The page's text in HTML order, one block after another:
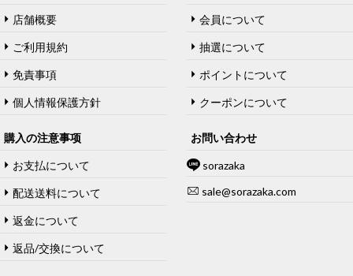
店舗概要
ご利用規約
免責事項
個人情報保護方針
会員について
抽選について
ポイントについて
クーポンについて
購入の注意事项
お支払について
配送送料について
返金について
返品/交換について
お問い合わせ
sorazaka
sale@sorazaka.com